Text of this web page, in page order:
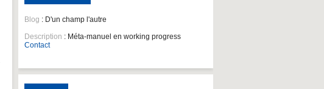
Blog : D'un champ l'autre
Description : Méta-manuel en working progress
Contact